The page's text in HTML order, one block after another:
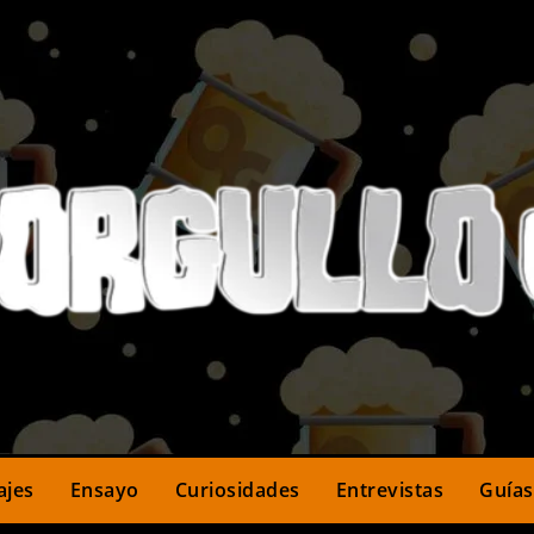
Ensayo Curiosidades Entrevistas